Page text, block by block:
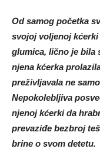
Od samog početka
svojoj voljenoj
glumica, lično je bila
njena kćerka
preživljavala ne
Nepokolebljiva
njenoj kćerki da
prevaziđe bezbroj
brine o svom detetu.